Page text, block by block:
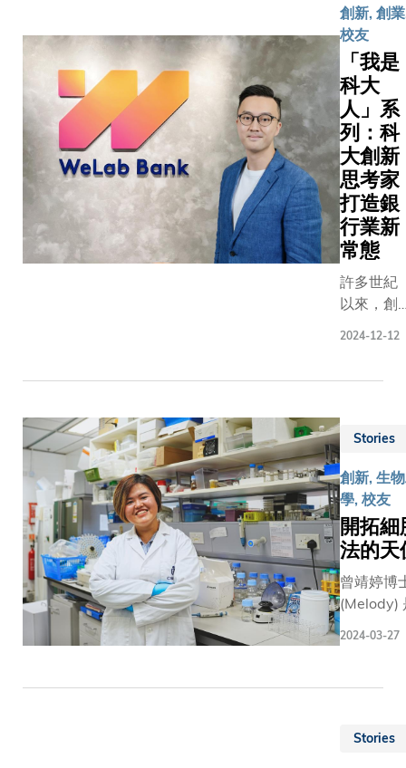
保健融合
立志為市
的健康福
貢獻出力
過去五年
他們以堅
與創新精
神，全心
意研究新
品，最終
發出非接
式脈搏測
流動應用
式，並於
2024年成
為全球首
及藥物管
程式。同
年，Kyle
和 Teric
雙躋身《
布斯》評
的「亞洲
30位30歲
以下精英
學領
國際認可
創新, 創
校友
「我是
科大
人」系
列：科
大創新
思考家
打造銀
行業新
常態
許多世紀
以來，創
素。在當
智能
（AI）世
代，這種
創新不息
的精神孕
育出一眾
嶄新產品
和服務，
日常生
數字銀行
2024-12-12
Stories
創新, 生
學, 校友
開拓細
法的天
曾靖婷博
(Melody)
參與創辦
Allegrow
2024-03-27
Stories